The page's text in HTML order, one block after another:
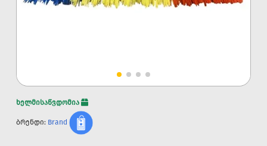
ხელმისაწვდომია
ბრენდი: Brand